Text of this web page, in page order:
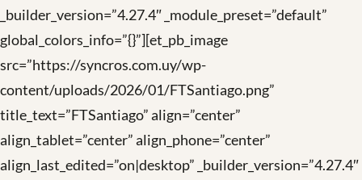
_builder_version=”4.27.4″ _module_preset=”default”
global_colors_info=”{}”][et_pb_image
src=”https://syncros.com.uy/wp-
content/uploads/2026/01/FTSantiago.png”
title_text=”FTSantiago” align=”center”
align_tablet=”center” align_phone=”center”
align_last_edited=”on|desktop” _builder_version=”4.27.4″